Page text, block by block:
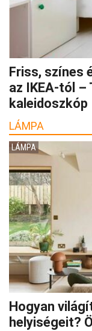
Friss, színes
az IKEA-tól –
kaleidoszkóp
LÁMPA
LÁMPA
Hogyan
helyiségeit?